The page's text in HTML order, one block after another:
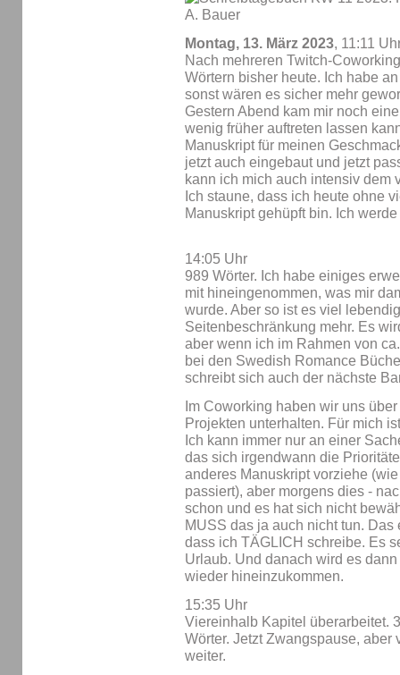
Montag, 13. März 2023, 11:11
Nach mehreren Twitch-
Wörtern bisher heute. Ich habe
sonst wären es sicher mehr
Gestern Abend kam mir noch
wenig früher auftreten lassen
Manuskript für meinen
jetzt auch eingebaut und jetzt
kann ich mich auch intensiv dem
Ich staune, dass ich heute ohne
Manuskript gehüpft bin. Ich
14:05 Uhr
989 Wörter. Ich habe einiges
mit hineingenommen, was mir
wurde. Aber so ist es viel
Seitenbeschränkung mehr. Es
aber wenn ich im Rahmen von
bei den Swedish Romance
schreibt sich auch der nächste
Im Coworking haben wir uns
Projekten unterhalten. Für mich
Ich kann immer nur an einer
das sich irgendwann die
anderes Manuskript vorziehe
passiert), aber morgens dies -
schon und es hat sich nicht
MUSS das ja auch nicht tun.
dass ich TÄGLICH schreibe. Es
Urlaub. Und danach wird es
wieder hineinzukommen.
15:35 Uhr
Viereinhalb Kapitel überarbeitet.
Wörter. Jetzt Zwangspause,
weiter.